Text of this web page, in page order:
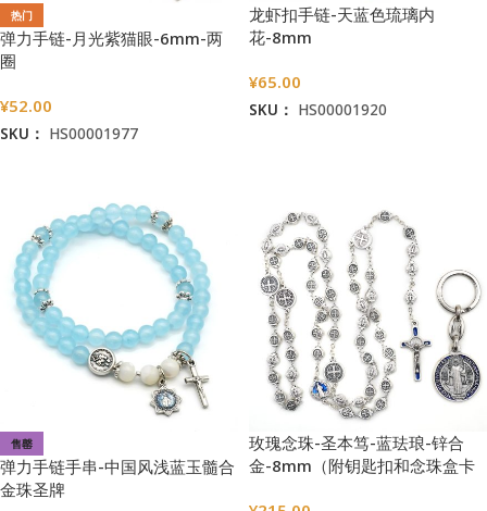
热门
弹力手链-月光紫猫眼-6mm-两
圈
¥52.00
SKU： HS00001977
龙虾扣手链-天蓝色琉璃内
花-8mm
¥65.00
SKU： HS00001920
售罄
弹力手链手串-中国风浅蓝玉髓合
金珠圣牌
玫瑰念珠-圣本笃-蓝珐琅-锌合
金-8mm（附钥匙扣和念珠盒卡